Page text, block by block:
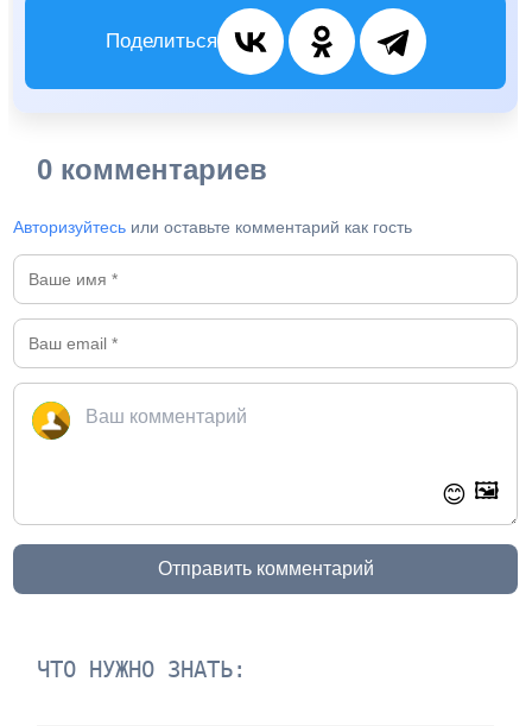
Поделиться
0 комментариев
Авторизуйтесь или оставьте комментарий как гость
😊 🖼️
Отправить комментарий
ЧТО НУЖНО ЗНАТЬ: